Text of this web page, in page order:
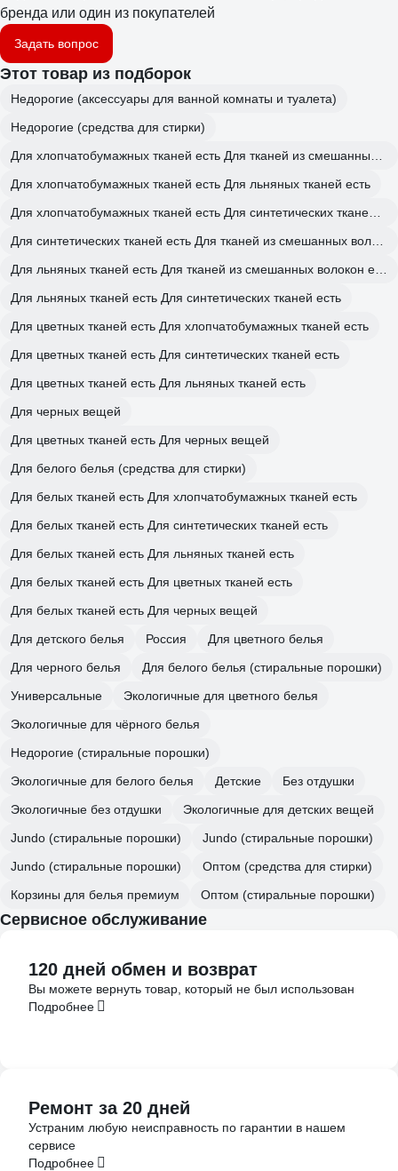
бренда или один из покупателей
Задать вопрос
Этот товар из подборок
Недорогие (аксессуары для ванной комнаты и туалета)
Недорогие (средства для стирки)
Для хлопчатобумажных тканей есть Для льняных тканей есть
Для льняных тканей есть Для синтетических тканей есть
Для цветных тканей есть Для хлопчатобумажных тканей есть
Для цветных тканей есть Для синтетических тканей есть
Для цветных тканей есть Для льняных тканей есть
Для черных вещей
Для цветных тканей есть Для черных вещей
Для белого белья (средства для стирки)
Для белых тканей есть Для хлопчатобумажных тканей есть
Для белых тканей есть Для синтетических тканей есть
Для белых тканей есть Для льняных тканей есть
Для белых тканей есть Для цветных тканей есть
Для белых тканей есть Для черных вещей
Для детского белья
Россия
Для цветного белья
Для черного белья
Для белого белья (стиральные порошки)
Универсальные
Экологичные для цветного белья
Экологичные для чёрного белья
Недорогие (стиральные порошки)
Экологичные для белого белья
Детские
Без отдушки
Экологичные без отдушки
Экологичные для детских вещей
Jundo (стиральные порошки)
Jundo (стиральные порошки)
Jundo (стиральные порошки)
Оптом (средства для стирки)
Корзины для белья премиум
Оптом (стиральные порошки)
Сервисное обслуживание
120 дней обмен и возврат
Вы можете вернуть товар, который не был использован
Подробнее
Ремонт за 20 дней
Устраним любую неисправность по гарантии в нашем
сервисе
Подробнее